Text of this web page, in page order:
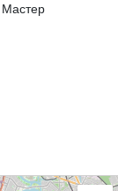
Мастер